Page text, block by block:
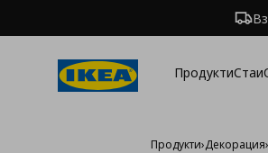
ПродуктиСтаи
Продукти›Декорация›